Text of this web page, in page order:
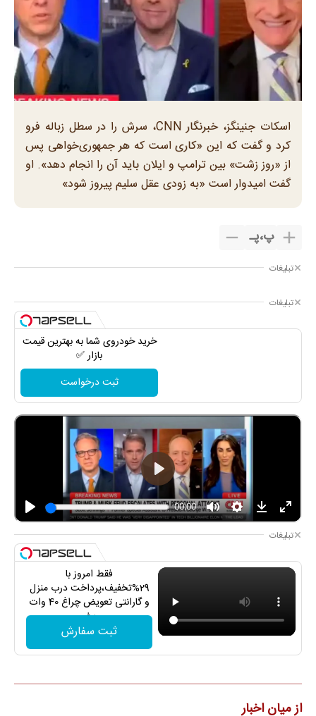
اسکات جنینگز، خبرنگار CNN، سرش را در سطل زباله فرو
کرد و گفت که این «کاری است که هر جمهوری‌خواهی پس
از «روز زشت» بین ترامپ و ایلان باید آن را انجام دهد». او
گفت امیدوار است «به زودی عقل سلیم پیروز شود»
پ،پـ
تبلیغات
تبلیغات
خرید خودروی شما به بهترین قیمت
بازار ✅
ثبت درخواست
تبلیغات
فقط امروز با
29%تخفیف،پرداخت درب منزل
و گارانتی تعویض چراغ 40 وات
بخر
ثبت سفارش
از میان اخبار